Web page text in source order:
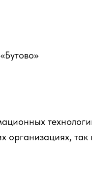
организациях, так